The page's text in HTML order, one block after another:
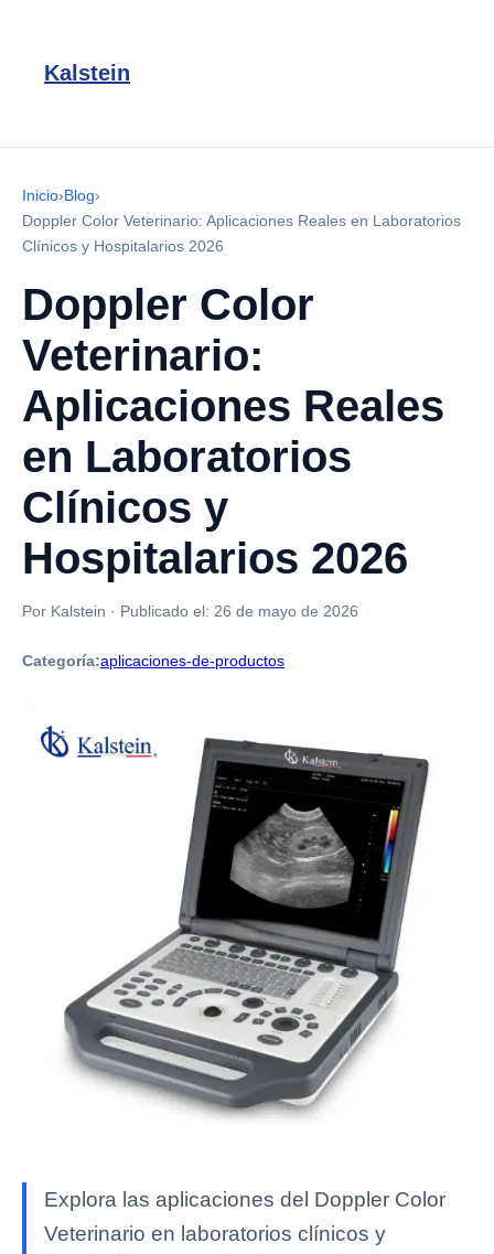
Kalstein
Inicio›Blog›
Doppler Color Veterinario: Aplicaciones Reales en Laboratorios
Clínicos y Hospitalarios 2026
Doppler Color
Veterinario:
Aplicaciones Reales
en Laboratorios
Clínicos y
Hospitalarios 2026
Por Kalstein · Publicado el: 26 de mayo de 2026
Categoría:aplicaciones-de-productos
Explora las aplicaciones del Doppler Color
Veterinario en laboratorios clínicos y